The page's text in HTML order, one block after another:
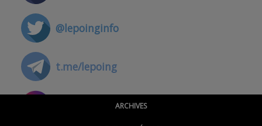
@lepoinginfo
t.me/lepoing
@montpellierpoinginfo
ARCHIVES